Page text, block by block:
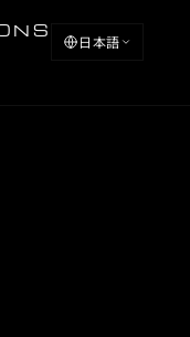
日本語